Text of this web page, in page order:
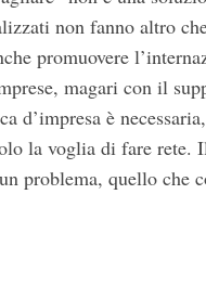
non fanno altro
promuovere
magari con il
d’impresa è
la voglia di fare rete.
problema, quello che